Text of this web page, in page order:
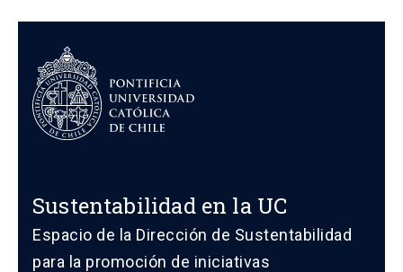
Sustentabilidad en la UC
Espacio de la Dirección de Sustentabilidad
para la promoción de iniciativas